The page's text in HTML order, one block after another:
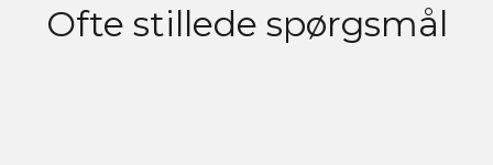
Ofte stillede spørgsmål